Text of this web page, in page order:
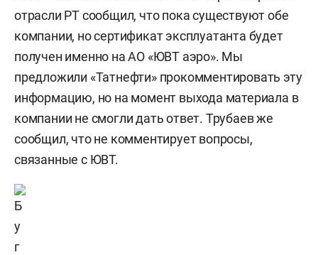
отрасли РТ сообщил, что пока существуют обе
компании, но сертификат эксплуатанта будет
получен именно на АО «ЮВТ аэро». Мы
предложили «Татнефти» прокомментировать эту
информацию, но на момент выхода материала в
компании не смогли дать ответ. Трубаев же
сообщил, что не комментирует вопросы,
связанные с ЮВТ.